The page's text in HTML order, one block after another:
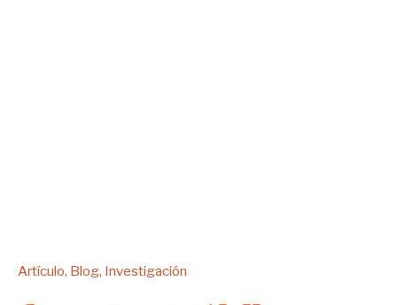
Artículo Blog Investigación